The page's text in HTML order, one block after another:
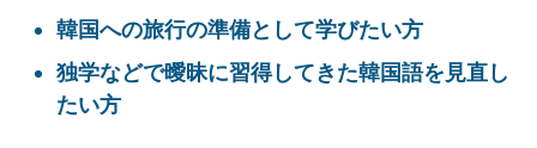
韓国への旅行の準備として学びたい方
独学などで曖昧に習得してきた韓国語を見直し
たい方